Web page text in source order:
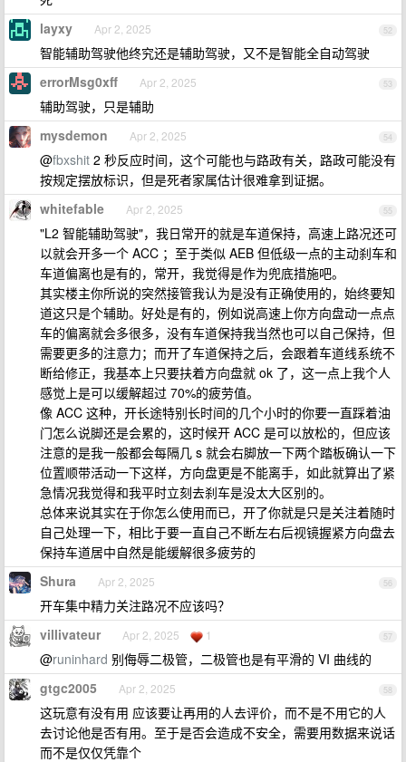
52
layxy Apr 2, 2025
智能辅助驾驶他终究还是辅助驾驶，又不是智能全自动驾驶
53
errorMsg0xff Apr 2, 2025
辅助驾驶，只是辅助
54
mysdemon Apr 2, 2025
@fbxshit 2 秒反应时间，这个可能也与路政有关，路政可能没有
按规定摆放标识，但是死者家属估计很难拿到证据。
55
whitefable Apr 2, 2025
"L2 智能辅助驾驶"，我日常开的就是车道保持，高速上路况还可
以就会开多一个 ACC ；至于类似 AEB 但低级一点的主动刹车和
车道偏离也是有的，常开，我觉得是作为兜底措施吧。
其实楼主你所说的突然接管我认为是没有正确使用的，始终要知
道这只是个辅助。好处是有的，例如说高速上你方向盘动一点点
车的偏离就会多很多，没有车道保持我当然也可以自己保持，但
需要更多的注意力；而开了车道保持之后，会跟着车道线系统不
断给修正，我基本上只要扶着方向盘就 ok 了，这一点上我个人
感觉上是可以缓解超过 70%的疲劳值。
像 ACC 这种，开长途特别长时间的几个小时的你要一直踩着油
门怎么说脚还是会累的，这时候开 ACC 是可以放松的，但应该
注意的是我一般都会每隔几 s 就会右脚放一下两个踏板确认一下
位置顺带活动一下这样，方向盘更是不能离手，如此就算出了紧
急情况我觉得和我平时立刻去刹车是没太大区别的。
总体来说其实在于你怎么使用而已，开了你就是只是关注着随时
自己处理一下，相比于要一直自己不断左右后视镜握紧方向盘去
保持车道居中自然是能缓解很多疲劳的
56
Shura Apr 2, 2025
开车集中精力关注路况不应该吗？
57
villivateur Apr 2, 2025 1
@runinhard 别侮辱二极管，二极管也是有平滑的 VI 曲线的
58
gtgc2005 Apr 2, 2025
这玩意有没有用 应该要让再用的人去评价，而不是不用它的人
去讨论他是否有用。至于是否会造成不安全，需要用数据来说话
而不是仅仅凭靠个